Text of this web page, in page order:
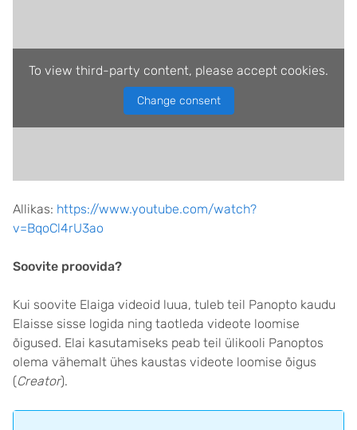
To view third-party content, please accept cookies.
Change consent
Allikas: https://www.youtube.com/watch?
v=BqoCl4rU3ao
Soovite proovida?
Kui soovite Elaiga videoid luua, tuleb teil Panopto kaudu
Elaisse sisse logida ning taotleda videote loomise
õigused. Elai kasutamiseks peab teil ülikooli Panoptos
olema vähemalt ühes kaustas videote loomise õigus
(Creator).